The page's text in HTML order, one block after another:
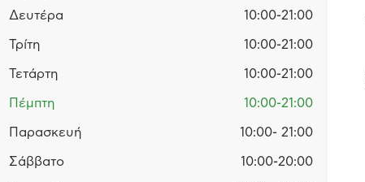
Δευτέρα 10:00-21:00
Τρίτη 10:00-21:00
Τετάρτη 10:00-21:00
Πέμπτη 10:00-21:00
Παρασκευή 10:00- 21:00
Σάββατο 10:00-20:00